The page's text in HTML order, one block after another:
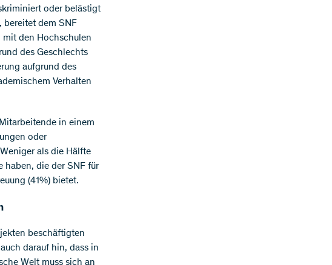
oder belästigt
bereitet dem SNF
mit den Hochschulen
des Geschlechts
aufgrund des
Verhalten
in einem
oder
als die Hälfte
haben, die der SNF für
(41%) bietet.
beschäftigten
darauf hin, dass in
Welt muss sich an